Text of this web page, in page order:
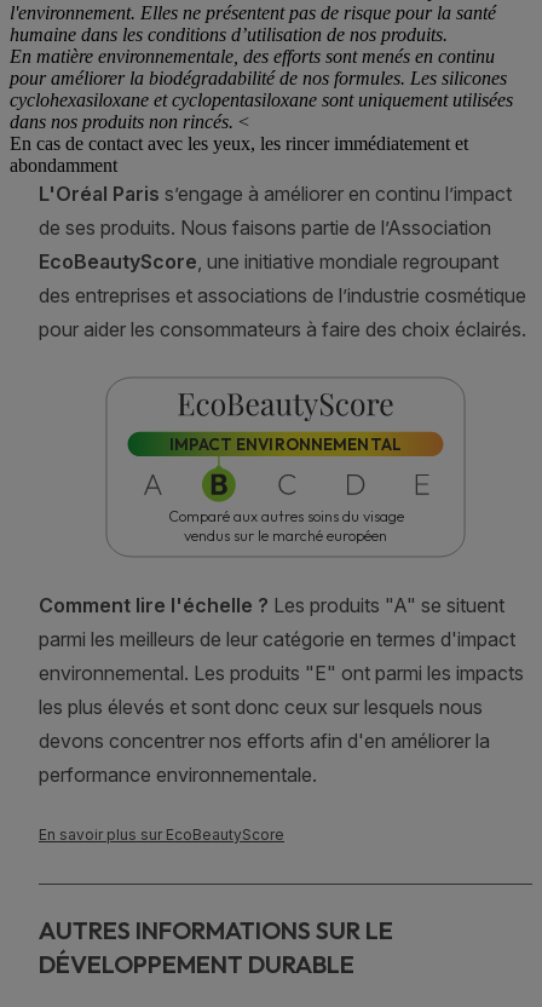
l'environnement. Elles ne présentent pas de risque pour la santé
humaine dans les conditions d’utilisation de nos produits.
En matière environnementale, des efforts sont menés en continu
pour améliorer la biodégradabilité de nos formules. Les silicones
cyclohexasiloxane et cyclopentasiloxane sont uniquement utilisées
dans nos produits non rincés. <
En cas de contact avec les yeux, les rincer immédiatement et
abondamment